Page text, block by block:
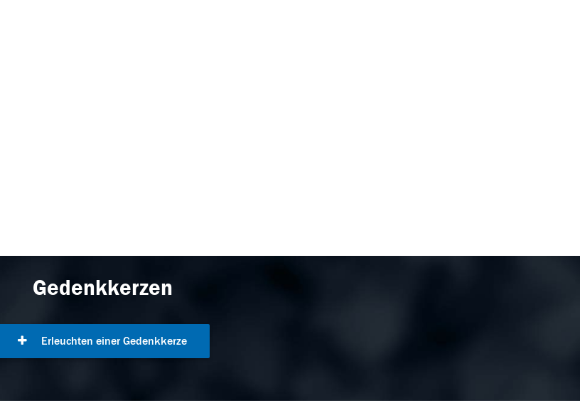
Gedenkkerzen
Erleuchten einer Gedenkkerze